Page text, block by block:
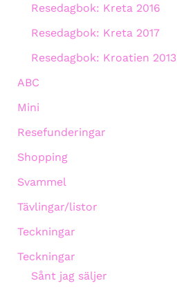
Resedagbok: Kreta 2016
Resedagbok: Kreta 2017
Resedagbok: Kroatien 2013
ABC
Mini
Resefunderingar
Shopping
Svammel
Tävlingar/listor
Teckningar
Teckningar
Sånt jag säljer